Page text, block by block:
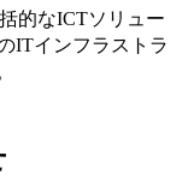
的なICTソリュー
ITインフラストラ